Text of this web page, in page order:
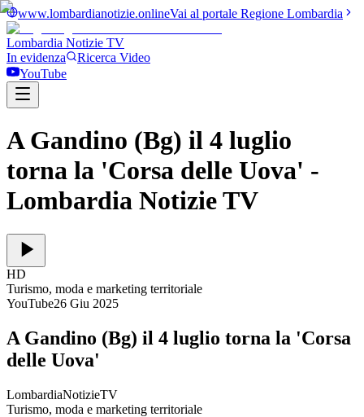
www.lombardianotizie.onlineVai al portale Regione Lombardia
Lombardia Notizie TV
In evidenza
Ricerca Video
YouTube
A Gandino (Bg) il 4 luglio
torna la 'Corsa delle Uova' -
Lombardia Notizie TV
HD
Turismo, moda e marketing territoriale
YouTube26 Giu 2025
A Gandino (Bg) il 4 luglio torna la 'Corsa
delle Uova'
LombardiaNotizieTV
Turismo, moda e marketing territoriale